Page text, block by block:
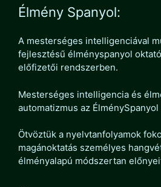
Élmény Spanyol:
A mesterséges intelligenciával
fejlesztésű élményspanyol
előfizetői rendszerben.
Mesterséges intelligencia és
automatizmus az
Ötvöztük a nyelvtanfolyamok
magánoktatás személyes
élményalapú módszertan